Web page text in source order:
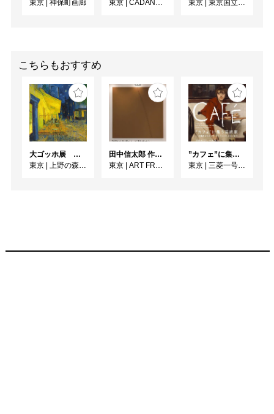
東京
神保町画廊
東京
CADAN大手町
東京
東京国立近代美術館
こちらもおすすめ
大ゴッホ展 夜のカフェテラス
東京
上野の森美術館
田中信太郎 作品展
東京
ART FRONT GALLERY
”カフェ”に集う芸術家 ー印象派からゴッホ、ロートレック、ピカソまで
東京
三菱一号館美術館